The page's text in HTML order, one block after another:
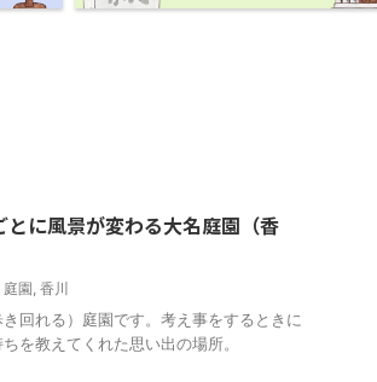
に風景が変わる大名庭園（香
庭園, 香川
回れる）庭園です。考え事をするときに
を教えてくれた思い出の場所。